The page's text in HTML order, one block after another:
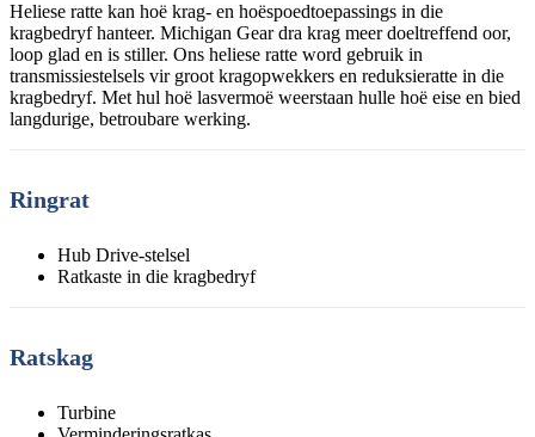
Heliese ratte kan hoë krag- en hoëspoedtoepassings in die
kragbedryf hanteer. Michigan Gear dra krag meer doeltreffend oor,
loop glad en is stiller. Ons heliese ratte word gebruik in
transmissiestelsels vir groot kragopwekkers en reduksieratte in die
kragbedryf. Met hul hoë lasvermoë weerstaan ​​hulle hoë eise en bied
langdurige, betroubare werking.
Ringrat
Hub Drive-stelsel
Ratkaste in die kragbedryf
Ratskag
Turbine